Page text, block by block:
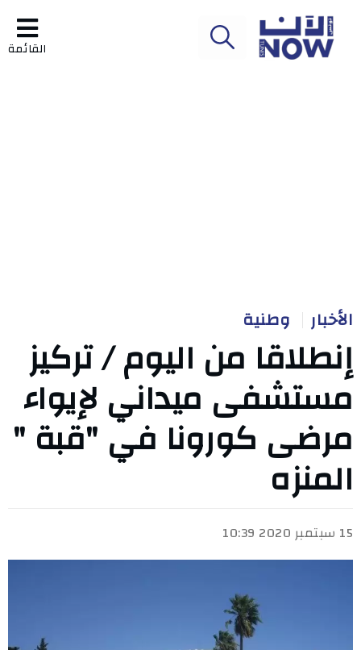
القائمة
الأخبار وطنية
إنطلاقا من اليوم / تركيز
مستشفى ميداني لإيواء
مرضى كورونا في "قبة "
المنزه
15 سبتمبر 2020 10:39